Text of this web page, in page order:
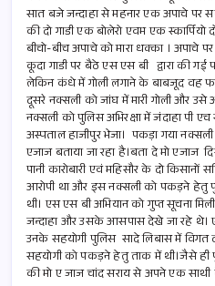
सात बजे जन्दाहा से महनार एक अपाचे पर
की दो गाडी एक बोलेरो एवम एक स्कार्पियो
बीचो-बीच अपाचे को मारा धक्का । अपाचे
कूदा गाडी पर बैठे एस एस बी द्वारा की
लेकिन कंधे में गोली लगाने के बाबजूद वह
दूसरे नक्सली को जांघ में मारी गोली और उसे
नक्सली को पुलिस अभिरक्षा में जंदाहा पी
अस्पताल हाजीपुर भेजा। पकड़ा गया नक्सली
एजाज बताया जा रहा है।बता दे मो एजाज
पानी कारोबारी एवं महिसौर के दो किसानों
आरोपी था और इस नक्सली को पकड़ने हेतु
थी। एस एस बी अभियान को गुप्त सूचना
जन्दाहा और उसके आसपास देखे जा रहे थे।
उनके सहयोगी पुलिस सादे लिबास में विगत
सहयोगी को पकड़ने हेतु ताक में थी।जैसे ही
की मो ए जाज चांद सराय से अपने एक